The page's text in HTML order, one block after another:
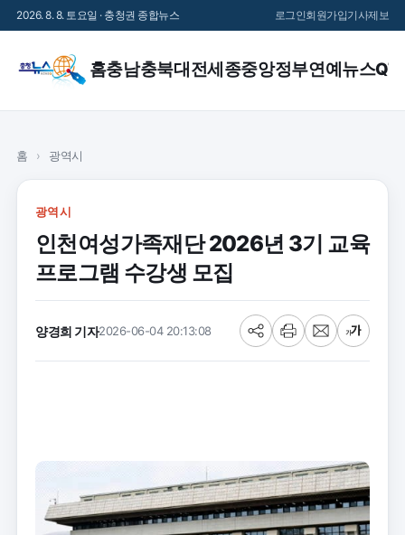
2026. 8. 8. 토요일 · 충청권 종합뉴스 로그인회원가입기사제보
홈충남충북대전세종중앙정부연예 뉴스
홈 › 광역시
광역시
인천여성가족재단 2026년 3기 교육
프로그램 수강생 모집
양경희 기자2026-06-04 20:13:08
공
유
프
린
메
일
글
씨